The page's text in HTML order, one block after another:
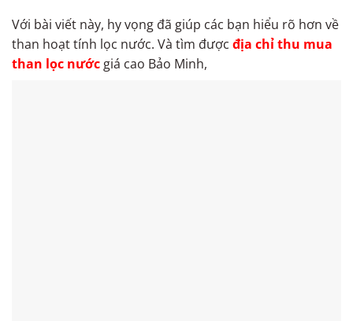
Với bài viết này, hy vọng đã giúp các bạn hiểu rõ hơn về
than hoạt tính lọc nước. Và tìm được địa chỉ thu mua
than lọc nước giá cao Bảo Minh,